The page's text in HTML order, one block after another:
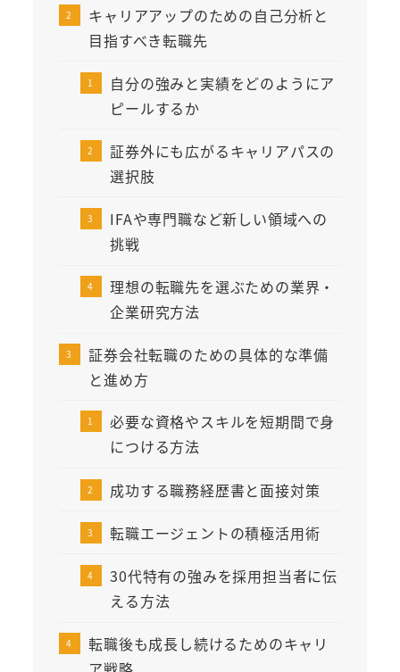
キャリアアップのための自己分析と
目指すべき転職先
自分の強みと実績をどのようにア
ピールするか
証券外にも広がるキャリアパスの
選択肢
IFAや専門職など新しい領域への
挑戦
理想の転職先を選ぶための業界・
企業研究方法
証券会社転職のための具体的な準備
と進め方
必要な資格やスキルを短期間で身
につける方法
成功する職務経歴書と面接対策
転職エージェントの積極活用術
30代特有の強みを採用担当者に伝
える方法
転職後も成長し続けるためのキャリ